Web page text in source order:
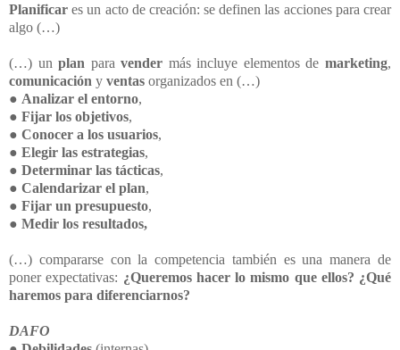
Planificar es un acto de creación: se definen las acciones para crear
algo (…)
(…) unplan paravender más incluye elementos demarketing,
comunicación y ventas organizados en (…)
● Analizar el entorno,
● Fijar los objetivos,
● Conocer a los usuarios,
● Elegir las estrategias,
● Determinar las tácticas,
● Calendarizar el plan,
● Fijar un presupuesto,
● Medir los resultados,
(…) compararse con la competencia también es una manera de
poner expectativas: ¿Queremos hacer lo mismo que ellos? ¿Qué
haremos para diferenciarnos?
DAFO